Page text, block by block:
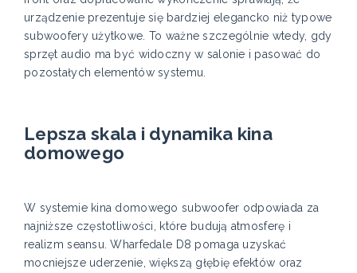
urządzenie prezentuje się bardziej elegancko niż typowe
subwoofery użytkowe. To ważne szczególnie wtedy, gdy
sprzęt audio ma być widoczny w salonie i pasować do
pozostałych elementów systemu.
Lepsza skala i dynamika kina
domowego
W systemie kina domowego subwoofer odpowiada za
najniższe częstotliwości, które budują atmosferę i
realizm seansu. Wharfedale D8 pomaga uzyskać
mocniejsze uderzenie, większą głębię efektów oraz